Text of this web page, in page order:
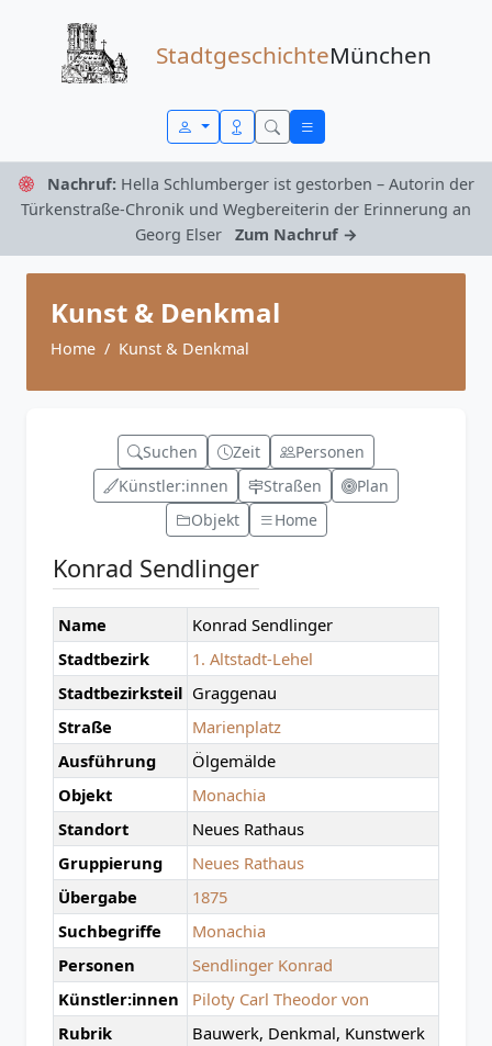
StadtgeschichteMünchen
Nachruf: Hella Schlumberger ist gestorben – Autorin der
Türkenstraße-Chronik und Wegbereiterin der Erinnerung an
Georg Elser
Zum Nachruf →
Kunst & Denkmal
Home Kunst & Denkmal
Suchen Zeit
Personen
Künstler:innen
Straßen
Plan
Objekt
Home
Konrad Sendlinger
Name
Konrad Sendlinger
Stadtbezirk
1. Altstadt-Lehel
Stadtbezirksteil Graggenau
Straße
Marienplatz
Ausführung
Ölgemälde
Objekt
Monachia
Standort
Neues Rathaus
Gruppierung
Neues Rathaus
Übergabe
1875
Suchbegriffe
Monachia
Personen
Sendlinger Konrad
Künstler:innen
Piloty Carl Theodor von
Rubrik
Bauwerk, Denkmal, Kunstwerk